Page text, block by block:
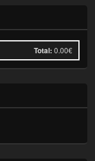
Total: 0.00€